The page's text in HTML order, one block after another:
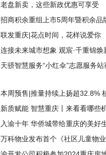
老盘新卖，这些新政优惠可享受
招商积余重组上市5周年暨积余
联发重庆|花点时间，花样说爱你
连接未来城市想象 观宸·千重锦焕
天骄智慧服务“小红伞”志愿服务
本周预售|推量持续上扬超32.8%
新质赋能 智慧重庆丨来看看哪些
入渝十年 华侨城带给重庆的美好
万科物业发布首个《社区儿童物业